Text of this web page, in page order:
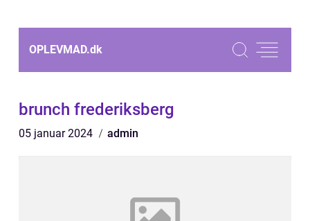
OPLEVMAD.dk
brunch frederiksberg
05 januar 2024 admin